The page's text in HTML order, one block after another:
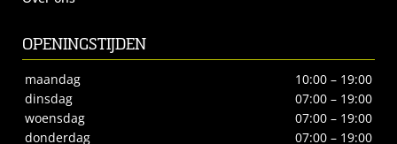
OPENINGSTIJDEN
maandag
10:00 – 19:00
dinsdag
07:00 – 19:00
woensdag
07:00 – 19:00
donderdag
07:00 – 19:00